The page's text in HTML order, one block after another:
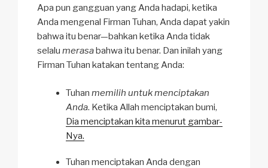
Apa pun gangguan yang Anda hadapi, ketika
Anda mengenal Firman Tuhan, Anda dapat yakin
bahwa itu benar—bahkan ketika Anda tidak
selalu merasabahwa itu benar. Dan inilah yang
Firman Tuhan katakan tentang Anda:
Tuhan memilih untuk menciptakan
Anda. Ketika Allah menciptakan bumi,
Dia menciptakan kita menurut gambar-
Nya.
Tuhan menciptakan Anda dengan